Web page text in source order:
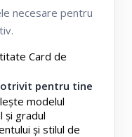
necesare pentru
Card de
pentru tine
modelul
și gradul
și stilul de